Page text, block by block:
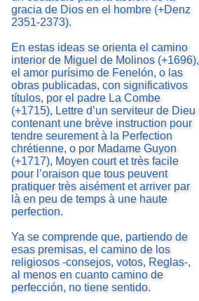
gracia de Dios en el hombre (+Denz
2351-2373).
En estas ideas se orienta el camino
interior de Miguel de Molinos (+1696),
el amor purísimo de Fenelón, o las
obras publicadas, con significativos
títulos, por el padre La Combe
(+1715), Lettre d’un serviteur de Dieu
contenant une brève instruction pour
tendre seurement à la Perfection
chrétienne, o por Madame Guyon
(+1717), Moyen court et très facile
pour l’oraison que tous peuvent
pratiquer très aisément et arriver par
là en peu de temps à une haute
perfection.
Ya se comprende que, partiendo de
esas premisas, el camino de los
religiosos -consejos, votos, Reglas-,
al menos en cuanto camino de
perfección, no tiene sentido.